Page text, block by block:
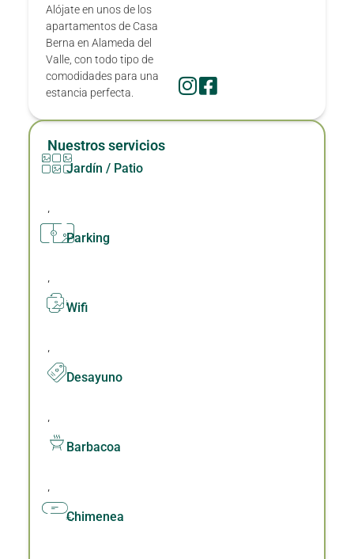
Alójate en unos de los
apartamentos de Casa
Berna en Alameda del
Valle, con todo tipo de
comodidades para una
estancia perfecta.
Nuestros servicios
Jardín / Patio
,
Parking
,
Wifi
,
Desayuno
,
Barbacoa
,
Chimenea